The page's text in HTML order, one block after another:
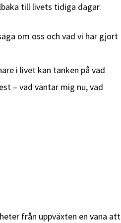
till livets tidiga dagar.
om oss och vad vi har gjort
i livet kan tanken på vad
– vad väntar mig nu, vad
från uppväxten en vana att